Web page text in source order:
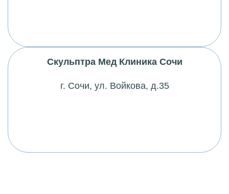
Скульптра Мед Клиника Сочи
г. Сочи, ул. Войкова, д.35